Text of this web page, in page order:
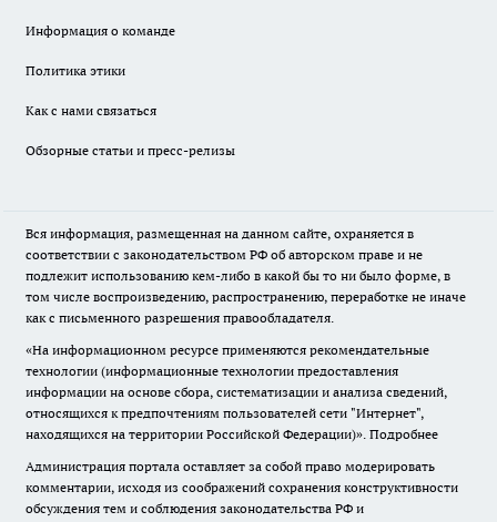
Информация о команде
Политика этики
Как с нами связаться
Обзорные статьи и пресс-релизы
Вся информация, размещенная на данном сайте, охраняется в
соответствии с законодательством РФ об авторском праве и не
подлежит использованию кем-либо в какой бы то ни было форме, в
том числе воспроизведению, распространению, переработке не иначе
как с письменного разрешения правообладателя.
«На информационном ресурсе применяются рекомендательные
технологии (информационные технологии предоставления
информации на основе сбора, систематизации и анализа сведений,
относящихся к предпочтениям пользователей сети "Интернет",
находящихся на территории Российской Федерации)». Подробнее
Администрация портала оставляет за собой право модерировать
комментарии, исходя из соображений сохранения конструктивности
обсуждения тем и соблюдения законодательства РФ и